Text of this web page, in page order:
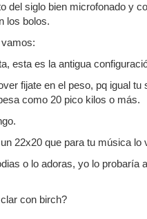
del siglo bien microfonado y
los bolos.
esta es la antigua
fijate en el peso, pq igual
como 20 pico kilos o más.
22x20 que para tu música lo
o lo adoras, yo lo
con birch?